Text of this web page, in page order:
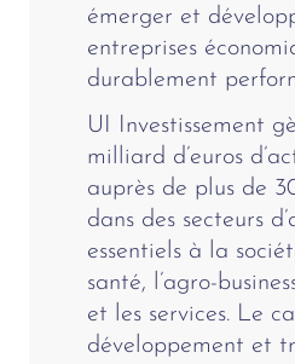
émerger et
entreprises
durablement
UI Investissement
milliard d’euros
auprès de plus de
dans des secteurs
essentiels à la
santé, l’agro-
et les services. Le
développement et